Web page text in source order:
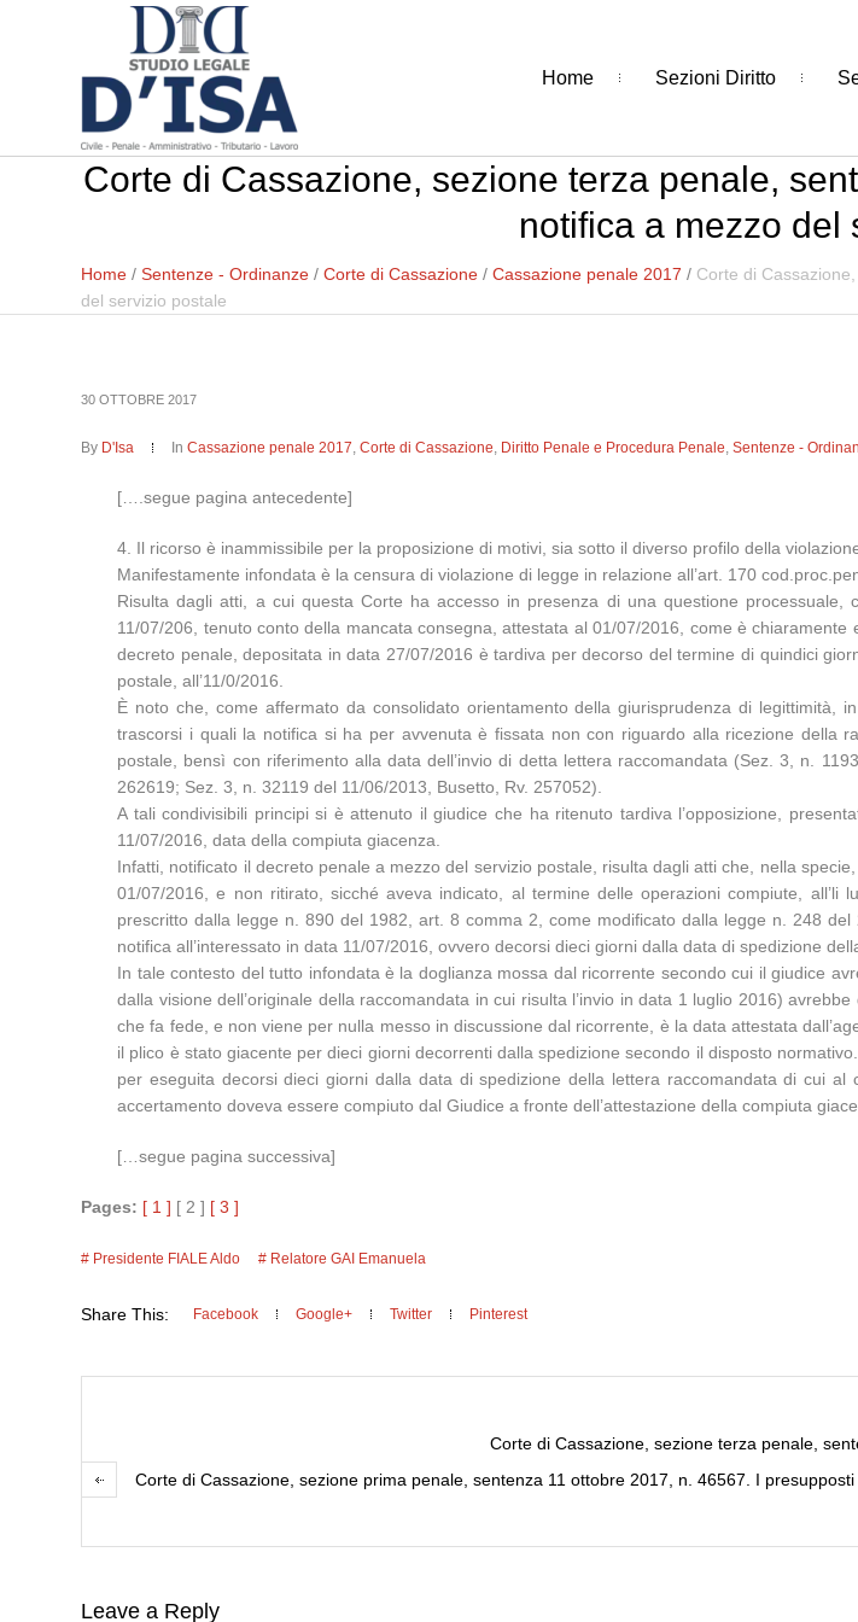
Home Sezioni Diritto
Corte di Cassazione, sezione terza penale,
notifica a mezzo del
Home /Sentenze - Ordinanze /Corte di Cassazione /Cassazione penale 2017 / Corte di
del servizio postale
30 OTTOBRE 2017
By D'Isa InCassazione penale 2017,Corte di Cassazione, Diritto Penale e Procedura Penale,Sentenze -
[….segue pagina antecedente]
4. Il ricorso è inammissibile per la proposizione di motivi, sia sotto il diverso profilo della
Manifestamente infondata è la censura di violazione di legge in relazione all’art. 170
Risulta dagli atti, a cui questa Corte ha accesso in presenza di una questione
11/07/206, tenuto conto della mancata consegna, attestata al 01/07/2016, come è
decreto penale, depositata in data 27/07/2016 è tardiva per decorso del termine di quindici
postale, all’11/0/2016.
È noto che, come affermato da consolidato orientamento della giurisprudenza di
trascorsi i quali la notifica si ha per avvenuta è fissata non con riguardo alla ricezione della
postale, bensì con riferimento alla data dell’invio di detta lettera raccomandata (Sez. 3, n.
262619; Sez. 3, n. 32119 del 11/06/2013, Busetto, Rv. 257052).
A tali condivisibili principi si è attenuto il giudice che ha ritenuto tardiva l’opposizione,
11/07/2016, data della compiuta giacenza.
Infatti, notificato il decreto penale a mezzo del servizio postale, risulta dagli atti che, nella
01/07/2016, e non ritirato, sicché aveva indicato, al termine delle operazioni compiute,
prescritto dalla legge n. 890 del 1982, art. 8 comma 2, come modificato dalla legge n. 248
notifica all’interessato in data 11/07/2016, ovvero decorsi dieci giorni dalla data di spedizione
In tale contesto del tutto infondata è la doglianza mossa dal ricorrente secondo cui il giudice
dalla visione dell’originale della raccomandata in cui risulta l’invio in data 1 luglio 2016)
che fa fede, e non viene per nulla messo in discussione dal ricorrente, è la data attestata
il plico è stato giacente per dieci giorni decorrenti dalla spedizione secondo il disposto
per eseguita decorsi dieci giorni dalla data di spedizione della lettera raccomandata di cui
accertamento doveva essere compiuto dal Giudice a fronte dell’attestazione della compiuta
[…segue pagina successiva]
Pages: [ 1 ] [ 2 ] [ 3 ]
Presidente FIALE Aldo Relatore GAI Emanuela
Share This: Facebook Google+ Twitter Pinterest
Corte di Cassazione, sezione terza penale,
Corte di Cassazione, sezione prima penale, sentenza 11 ottobre 2017, n. 46567. I
Leave a Reply